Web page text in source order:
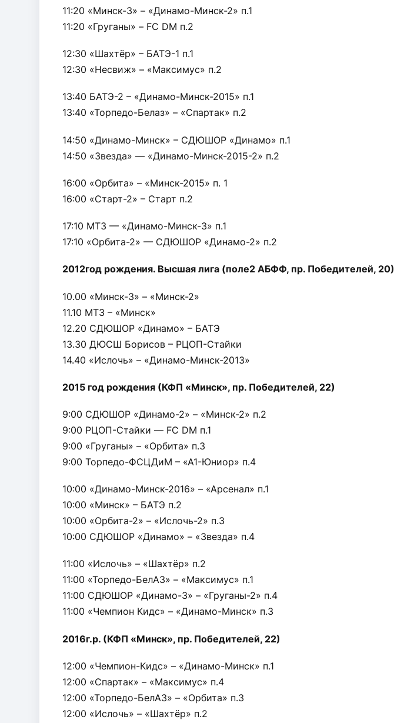
11:20 «Минск-3» – «Динамо-Минск-2» п.1
11:20 «Груганы» – FC DM п.2
12:30 «Шахтёр» – БАТЭ-1 п.1
12:30 «Несвиж» – «Максимус» п.2
13:40 БАТЭ-2 – «Динамо-Минск-2015» п.1
13:40 «Торпедо-Белаз» – «Спартак» п.2
14:50 «Динамо-Минск» – СДЮШОР «Динамо» п.1
14:50 «Звезда» — «Динамо-Минск-2015-2» п.2
16:00 «Орбита» – «Минск-2015» п. 1
16:00 «Старт-2» – Старт п.2
17:10 МТЗ — «Динамо-Минск-3» п.1
17:10 «Орбита-2» — СДЮШОР «Динамо-2» п.2
2012год рождения. Высшая лига (поле2 АБФФ, пр. Победителей, 20)
10.00 «Минск-3» – «Минск-2»
11.10 МТЗ – «Минск»
12.20 СДЮШОР «Динамо» – БАТЭ
13.30 ДЮСШ Борисов – РЦОП-Стайки
14.40 «Ислочь» – «Динамо-Минск-2013»
2015 год рождения (КФП «Минск», пр. Победителей, 22)
9:00 СДЮШОР «Динамо-2» – «Минск-2» п.2
9:00 РЦОП-Стайки — FC DM п.1
9:00 «Груганы» – «Орбита» п.3
9:00 Торпедо-ФСЦДиМ – «А1-Юниор» п.4
10:00 «Динамо-Минск-2016» – «Арсенал» п.1
10:00 «Минск» – БАТЭ п.2
10:00 «Орбита-2» – «Ислочь-2» п.3
10:00 СДЮШОР «Динамо» – «Звезда» п.4
11:00 «Ислочь» – «Шахтёр» п.2
11:00 «Торпедо-БелАЗ» – «Максимус» п.1
11:00 СДЮШОР «Динамо-3» – «Груганы-2» п.4
11:00 «Чемпион Кидс» – «Динамо-Минск» п.3
2016г.р. (КФП «Минск», пр. Победителей, 22)
12:00 «Чемпион-Кидс» – «Динамо-Минск» п.1
12:00 «Спартак» – «Максимус» п.4
12:00 «Торпедо-БелАЗ» – «Орбита» п.3
12:00 «Ислочь» – «Шахтёр» п.2